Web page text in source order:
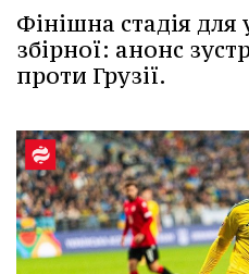
Фінішна стадія для
збірної: анонс
проти Грузії.